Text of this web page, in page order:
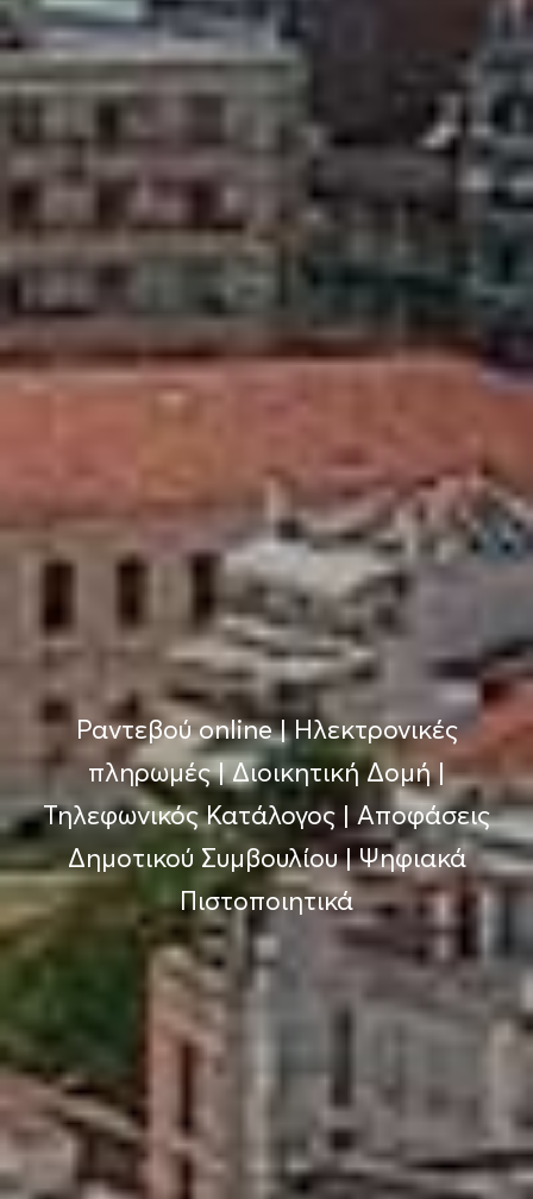
Ραντεβού online|Ηλεκτρονικές
πληρωμές|Διοικητική Δομή|
Τηλεφωνικός Κατάλογος |Αποφάσεις
Δημοτικού Συμβουλίου|Ψηφιακά
Πιστοποιητικά